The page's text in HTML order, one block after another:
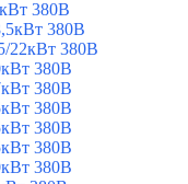
380В
380В
22кВт 380В
380В
380В
380В
380В
380В
380В